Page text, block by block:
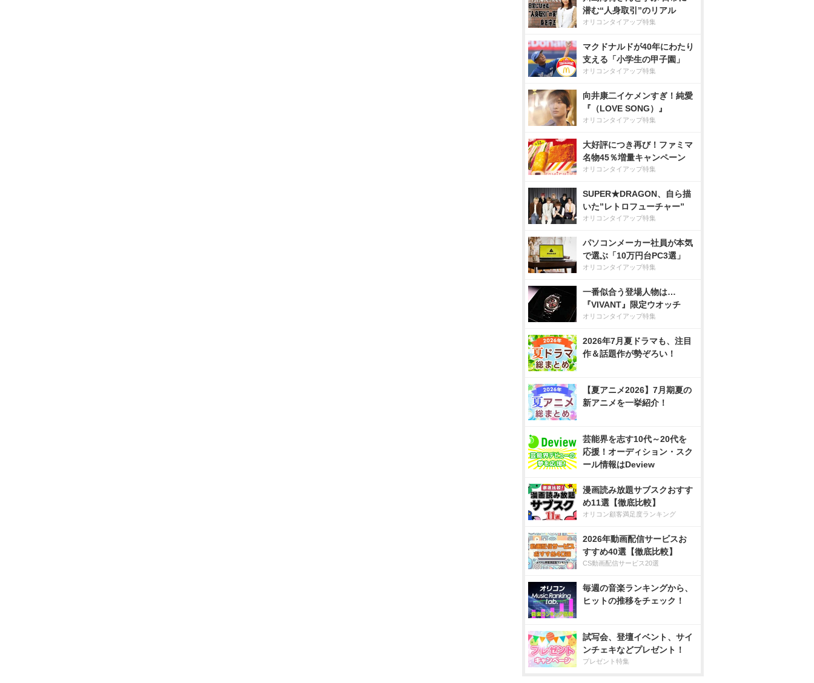
潜む“人身取引”のリアル
オリコンタイアップ特集
マクドナルドが40年にわたり
支える「小学生の甲子園」
オリコンタイアップ特集
向井康二イケメンすぎ！純愛
『（LOVE SONG）』
オリコンタイアップ特集
大好評につき再び！ファミマ
名物45％増量キャンペーン
オリコンタイアップ特集
SUPER★DRAGON、自ら描
いた”レトロフューチャー”
オリコンタイアップ特集
パソコンメーカー社員が本気
で選ぶ「10万円台PC3選」
オリコンタイアップ特集
一番似合う登場人物は…
『VIVANT』限定ウオッチ
オリコンタイアップ特集
2026年7月夏ドラマも、注目
作＆話題作が勢ぞろい！
【夏アニメ2026】7月期夏の
新アニメを一挙紹介！
芸能界を志す10代～20代を
応援！オーディション・スク
ール情報はDeview
漫画読み放題サブスクおすす
め11選【徹底比較】
オリコン顧客満足度ランキング
2026年動画配信サービスお
すすめ40選【徹底比較】
CS動画配信サービス20選
毎週の音楽ランキングから、
ヒットの推移をチェック！
試写会、登壇イベント、サイ
ンチェキなどプレゼント！
プレゼント特集